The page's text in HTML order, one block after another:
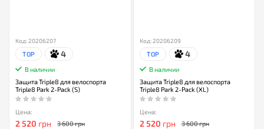
Код: 20206207
TOP 4
В наличии
Защита Triple8 для велоспорта
Triple8 Park 2-Pack (S)
Цена:
2 520 грн 3 600 грн
Код: 20206209
TOP 4
В наличии
Защита Triple8 для велоспорта
Triple8 Park 2-Pack (XL)
Цена:
2 520 грн 3 600 грн